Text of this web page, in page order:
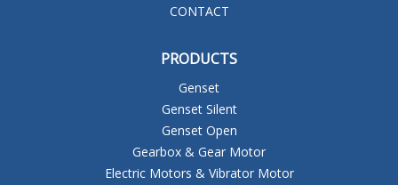
CONTACT
PRODUCTS
Genset
Genset Silent
Genset Open
Gearbox & Gear Motor
Electric Motors & Vibrator Motor